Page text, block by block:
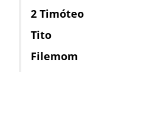
2 Timóteo
Tito
Filemom